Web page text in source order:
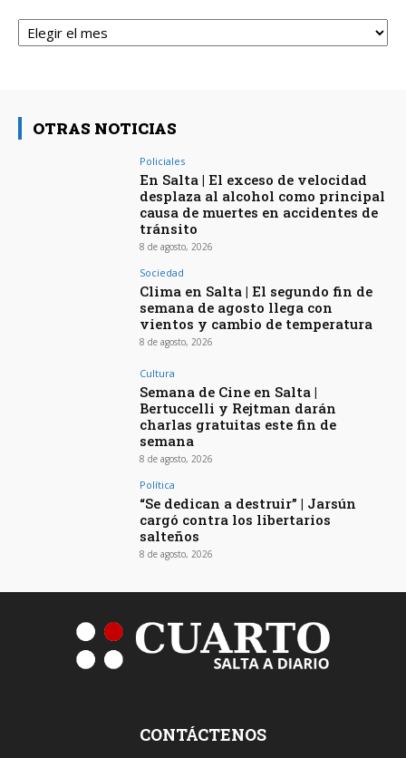
Archivos
OTRAS NOTICIAS
Policiales
En Salta | El exceso de velocidad
desplaza al alcohol como principal
causa de muertes en accidentes de
tránsito
8 de agosto, 2026
Sociedad
Clima en Salta | El segundo fin de
semana de agosto llega con
vientos y cambio de temperatura
8 de agosto, 2026
Cultura
Semana de Cine en Salta |
Bertuccelli y Rejtman darán
charlas gratuitas este fin de
semana
8 de agosto, 2026
Política
“Se dedican a destruir” | Jarsún
cargó contra los libertarios
salteños
8 de agosto, 2026
CONTÁCTENOS